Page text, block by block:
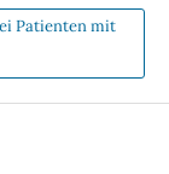
Patienten mit